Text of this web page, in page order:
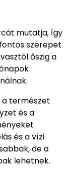
mutatja, így
szerepet
őszig a
a természet
és a
és a vízi
de a
lehetnek.